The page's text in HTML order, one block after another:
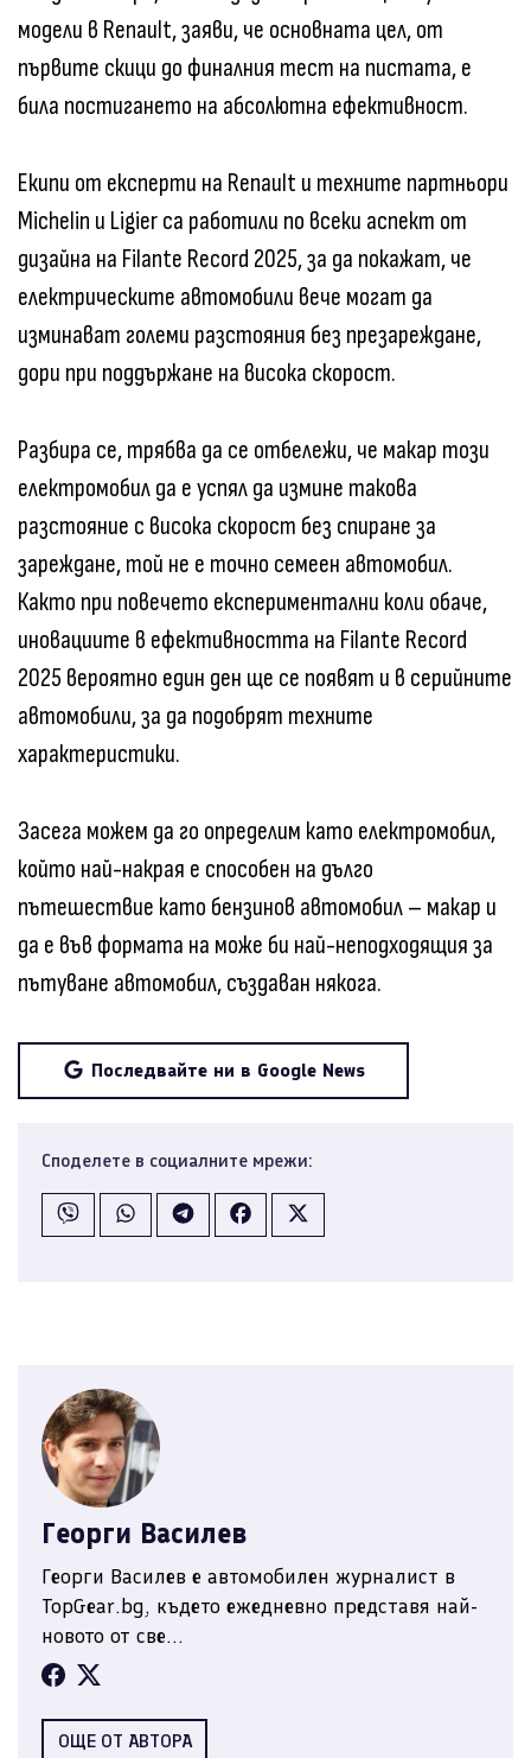
модели в Renault, заяви, че основната цел, от
първите скици до финалния тест на пистата, е
била постигането на абсолютна ефективност.
Екипи от експерти на Renault и техните партньори
Michelin и Ligier са работили по всеки аспект от
дизайна на Filante Record 2025, за да покажат, че
електрическите автомобили вече могат да
изминават големи разстояния без презареждане,
дори при поддържане на висока скорост.
Разбира се, трябва да се отбележи, че макар този
електромобил да е успял да измине такова
разстояние с висока скорост без спиране за
зареждане, той не е точно семеен автомобил.
Както при повечето експериментални коли обаче,
иновациите в ефективността на Filante Record
2025 вероятно един ден ще се появят и в серийните
автомобили, за да подобрят техните
характеристики.
Засега можем да го определим като електромобил,
който най-накрая е способен на дълго
пътешествие като бензинов автомобил – макар и
да е във формата на може би най-неподходящия за
пътуване автомобил, създаван някога.
Последвайте ни в Google News
Споделете в социалните мрежи:
Георги Василев
Георги Василев е автомобилен журналист в
TopGear.bg, където ежедневно представя най-
новото от све...
ОЩЕ ОТ АВТОРА